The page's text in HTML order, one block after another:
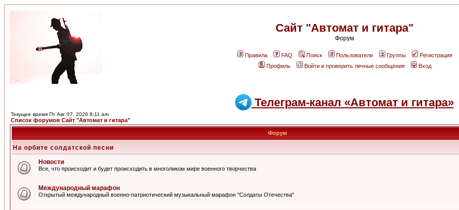
Сайт "Автомат и гитара"
Форум
Правила FAQ Поиск Пользователи Группы
Регистрация
Профиль
Войти и проверить личные сообщения Вход
Телеграм-канал «Автомат и гитара»
Текущее время Пт Авг 07, 2026 8:11 am
Список форумов Сайт "Автомат и гитара"
Форум
На орбите солдатской песни
Новости
Все, что происходит и будет происходить в многоликом мире военного творчества
Международный марафон
Открытый международный военно-патриотический музыкальный марафон "Солдаты Отечества"